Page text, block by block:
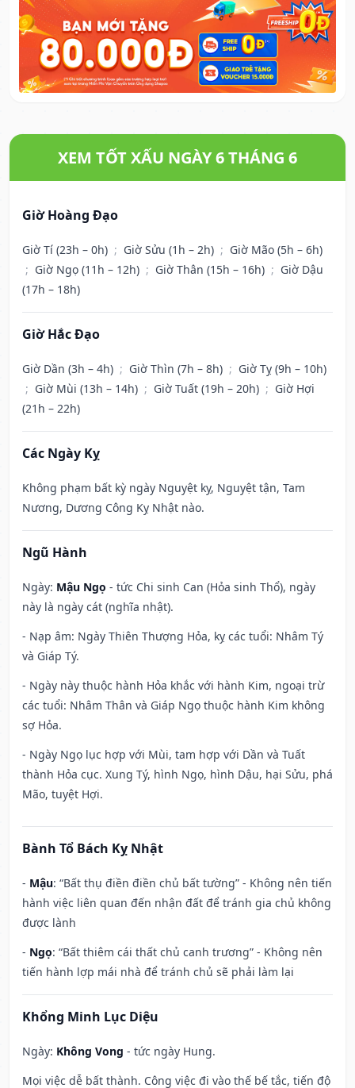
XEM TỐT XẤU NGÀY 6 THÁNG 6
Giờ Hoàng Đạo
Giờ Tí (23h – 0h) ; Giờ Sửu (1h – 2h) ; Giờ Mão (5h – 6h)
; Giờ Ngọ (11h – 12h) ; Giờ Thân (15h – 16h) ; Giờ Dậu
(17h – 18h)
Giờ Hắc Đạo
Giờ Dần (3h – 4h) ; Giờ Thìn (7h – 8h) ; Giờ Tỵ (9h – 10h)
; Giờ Mùi (13h – 14h) ; Giờ Tuất (19h – 20h) ; Giờ Hợi
(21h – 22h)
Các Ngày Kỵ
Không phạm bất kỳ ngày Nguyệt kỵ, Nguyệt tận, Tam
Nương, Dương Công Kỵ Nhật nào.
Ngũ Hành
Ngày: Mậu Ngọ - tức Chi sinh Can (Hỏa sinh Thổ), ngày
này là ngày cát (nghĩa nhật).
- Nạp âm: Ngày Thiên Thượng Hỏa, kỵ các tuổi: Nhâm Tý
và Giáp Tý.
- Ngày này thuộc hành Hỏa khắc với hành Kim, ngoại trừ
các tuổi: Nhâm Thân và Giáp Ngọ thuộc hành Kim không
sợ Hỏa.
- Ngày Ngọ lục hợp với Mùi, tam hợp với Dần và Tuất
thành Hỏa cục. Xung Tý, hình Ngọ, hình Dậu, hại Sửu, phá
Mão, tuyệt Hợi.
Bành Tổ Bách Kỵ Nhật
- Mậu: “Bất thụ điền điền chủ bất tường” - Không nên tiến
hành việc liên quan đến nhận đất để tránh gia chủ không
được lành
- Ngọ: “Bất thiêm cái thất chủ canh trương” - Không nên
tiến hành lợp mái nhà để tránh chủ sẽ phải làm lại
Khổng Minh Lục Diệu
Ngày: Không Vong - tức ngày Hung.
Mọi việc dễ bất thành. Công việc đi vào thế bế tắc, tiến độ